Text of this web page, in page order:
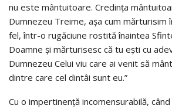
nu este mântuitoare. Credinţa
Dumnezeu Treime, aşa cum mărturisim
fel, într-o rugăciune rostită înaintea
Doamne şi mărturisesc că tu eşti cu
Dumnezeu Celui viu care ai venit să
dintre care cel dintâi sunt eu.”
Cu o impertinenţă incomensurabilă,